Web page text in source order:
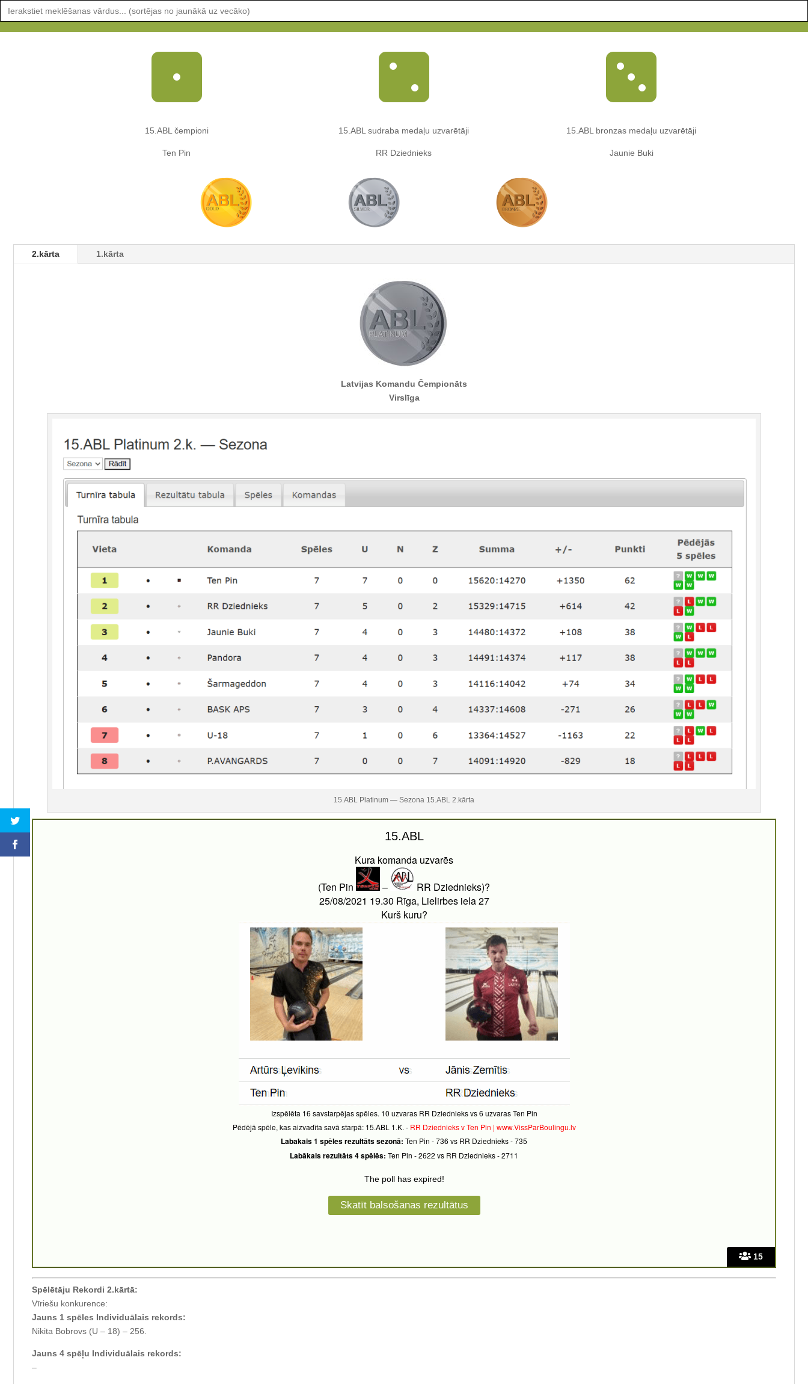
Search
for:

15.ABL čempioni
Ten Pin

15.ABL sudraba medaļu uzvarētāji
RR Dziednieks

15.ABL bronzas medaļu uzvarētāji
Jaunie Buki
2.kārta 1.kārta
Latvijas Komandu Čempionāts
Virslīga
15.ABL Platinum — Sezona 15.ABL 2.kārta
15
15.ABL
Kura komanda uzvarēs
(Ten Pin
–
RR Dziednieks)?
25/08/2021 19.30 Rīga, Lielirbes iela 27
Kurš kuru?
Izspēlēta 16 savstarpējas spēles. 10 uzvaras RR Dziednieks vs 6 uzvaras Ten Pin
Pēdējā spēle, kas aizvadīta savā starpā: 15.ABL 1.K. - RR Dziednieks v Ten Pin | www.VissParBoulingu.lv
Labakais 1 spēles rezultāts sezonā: Ten Pin - 736 vs RR Dziednieks - 735
Labākais rezultāts 4 spēlēs: Ten Pin - 2622 vs RR Dziednieks - 2711
The poll has expired!
Spēlētāju Rekordi 2.kārtā:
Vīriešu konkurence:
Jauns 1 spēles Individuālais rekords:
Nikita Bobrovs (U – 18) – 256.
Jauns 4 spēļu Individuālais rekords:
–